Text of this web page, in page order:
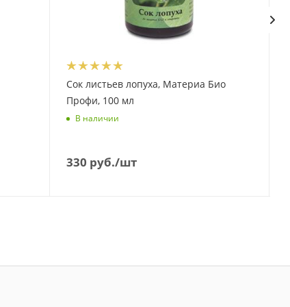
Сок листьев лопуха, Материа Био
Профи, 100 мл
В наличии
330 руб./шт